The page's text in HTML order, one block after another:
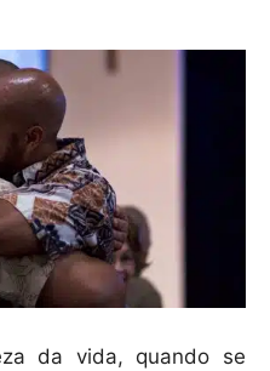
da vida, quando se